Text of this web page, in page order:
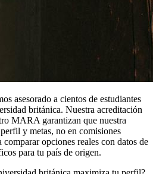
asesorado a cientos de estudiantes
británica. Nuestra acreditación
MARA garantizan que nuestra
y metas, no en comisiones
opciones reales con datos de
para tu país de origen.